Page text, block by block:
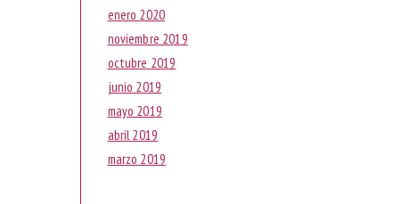
enero 2020
noviembre 2019
octubre 2019
junio 2019
mayo 2019
abril 2019
marzo 2019